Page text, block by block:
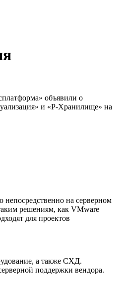
объявили о
и «Р-Хранилище» на
непосредственно на серверном
решениям, как VMware
для проектов
а также СХД.
поддержки вендора.